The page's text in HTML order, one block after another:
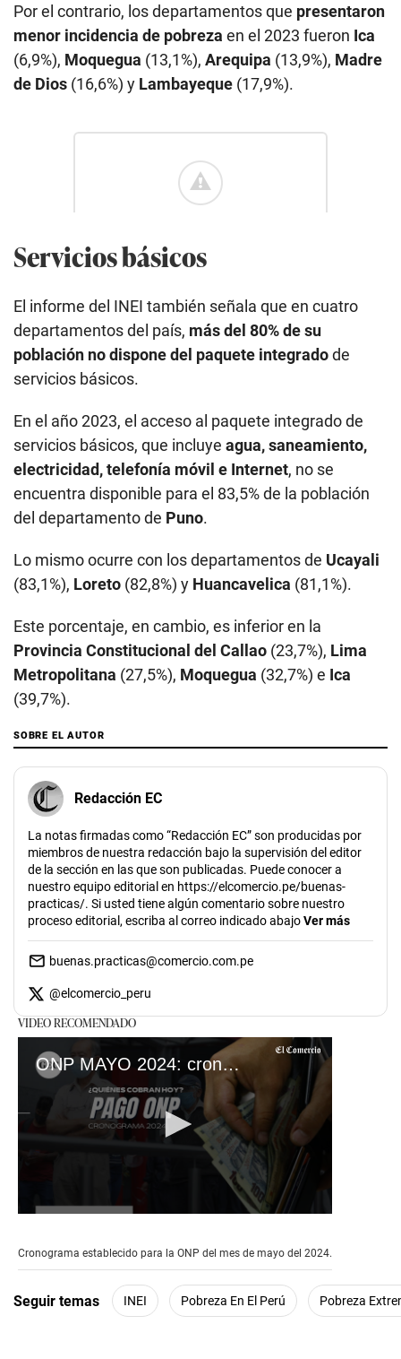
Por el contrario, los departamentos que presentaron
menor incidencia de pobreza en el 2023 fueron Ica
(6,9%), Moquegua (13,1%), Arequipa (13,9%), Madre
de Dios (16,6%) y Lambayeque (17,9%).
Servicios básicos
El informe del INEI también señala que en cuatro
departamentos del país, más del 80% de su
población no dispone del paquete integradode
servicios básicos.
En el año 2023, el acceso al paquete integrado de
servicios básicos, que incluye agua, saneamiento,
electricidad, telefonía móvil e Internet, no se
encuentra disponible para el 83,5% de la población
del departamento de Puno.
Lo mismo ocurre con los departamentos de Ucayali
(83,1%), Loreto (82,8%) y Huancavelica (81,1%).
Este porcentaje, en cambio, es inferior en la
Provincia Constitucional del Callao (23,7%), Lima
Metropolitana (27,5%), Moquegua (32,7%) e Ica
(39,7%).
SOBRE EL AUTOR
Redacción EC
La notas firmadas como “Redacción EC” son producidas por
miembros de nuestra redacción bajo la supervisión del editor
de la sección en las que son publicadas. Puede conocer a
nuestro equipo editorial en https://elcomercio.pe/buenas-
practicas/. Si usted tiene algún comentario sobre nuestro
proceso editorial, escriba al correo indicado abajoVer más
buenas.practicas@comercio.com.pe
@elcomercio_peru
VIDEO RECOMENDADO
ONP MAYO 2024: cronograma de pagos
of
seconds
Cronograma establecido para la ONP del mes de mayo del 2024.
Seguir temas INEI Pobreza En El Perú Pobreza